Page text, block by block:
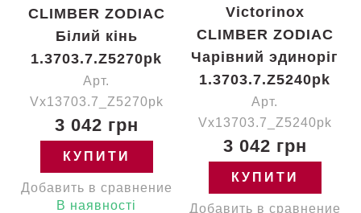
CLIMBER ZODIAC
Білий кінь
1.3703.7.Z5270pk
Арт.
Vx13703.7_Z5270pk
3 042 грн
КУПИТИ
Добавить в сравнение
В наявності
Victorinox
CLIMBER ZODIAC
Чарівний эдиноріг
1.3703.7.Z5240pk
Арт.
Vx13703.7_Z5240pk
3 042 грн
КУПИТИ
Добавить в сравнение